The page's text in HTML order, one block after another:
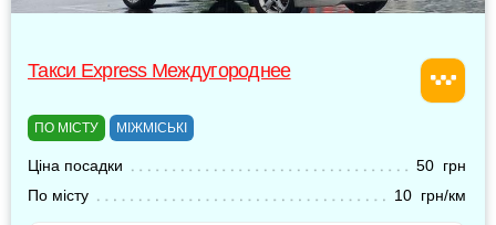
Такси Express Междугороднее
ПО МІСТУ МІЖМІСЬКІ
Ціна посадки
50 грн
По місту
10 грн/км